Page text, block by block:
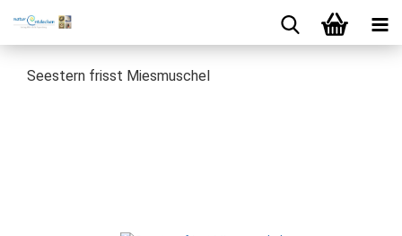
Seestern frisst Miesmuschel